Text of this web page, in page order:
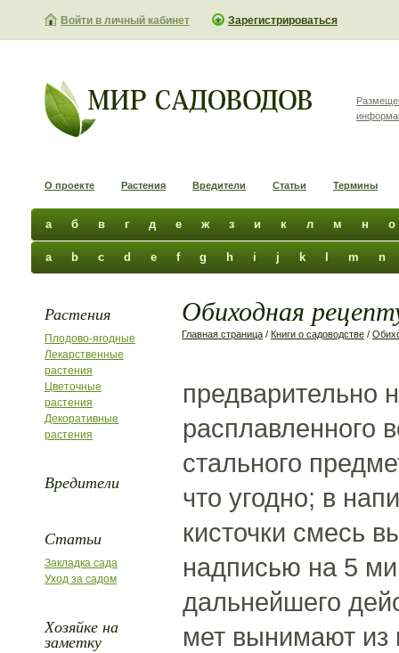
Войти в личный кабинет Зарегистрироваться
О проекте Растения Вредители Статьи Термины
а б в г д е ж з и к л м н о
a b c d e f g h i j k m n
Растения
Плодово-ягодные
Лекарственные
растения
Цветочные
растения
Декоративные
растения
Вредители
Статьи
Закладка сада
Уход за садом
Хозяйке на
заметку
Обиходная
Главная страница / Книги о садоводстве /
предварительно
расплавленного
стального
что угодно; в
кисточки смесь
надписью на 5
дальнейшего
мет вынимают из